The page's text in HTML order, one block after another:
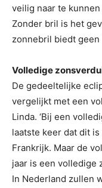
veilig naar te
Zonder bril is het
zonnebril biedt geen
Volledige
De gedeeltelijke
vergelijkt met een
Linda. ‘Bij een
laatste keer dat dit
Frankrijk. Maar de
jaar is een volledige
In Nederland zullen